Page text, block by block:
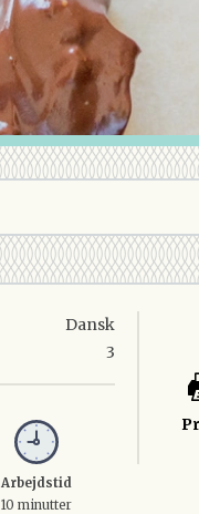
Dansk
3
Arbejdstid
10 minutter